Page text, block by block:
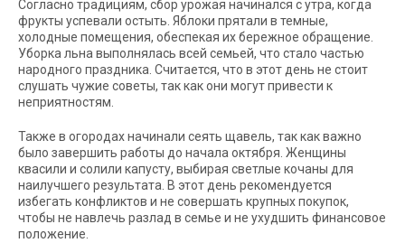
Согласно традициям, сбор урожая начинался с утра, когда
фрукты успевали остыть. Яблоки прятали в темные,
холодные помещения, обеспекая их бережное обращение.
Уборка льна выполнялась всей семьей, что стало частью
народного праздника. Считается, что в этот день не стоит
слушать чужие советы, так как они могут привести к
неприятностям.
Также в огородах начинали сеять щавель, так как важно
было завершить работы до начала октября. Женщины
квасили и солили капусту, выбирая светлые кочаны для
наилучшего результата. В этот день рекомендуется
избегать конфликтов и не совершать крупных покупок,
чтобы не навлечь разлад в семье и не ухудшить финансовое
положение.